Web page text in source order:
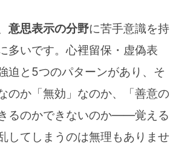
意思表示の分野に苦手意識を持
多いです。心裡留保・虚偽表
迫と5つのパターンがあり、そ
のか「無効」なのか、「善意の
るのかできないのか——覚える
してしまうのは無理もありませ